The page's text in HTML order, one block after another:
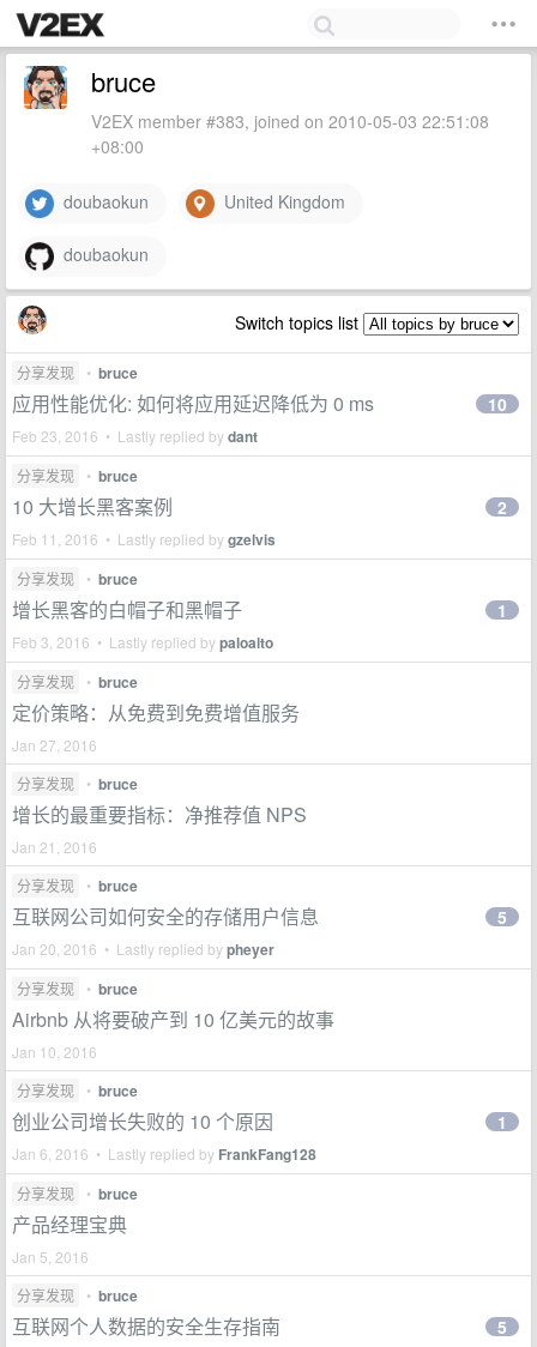
bruce
V2EX member #383, joined on 2010-05-03 22:51:08
+08:00
doubaokun United Kingdom
doubaokun
Switch topics list
分享发现 • bruce
应用性能优化: 如何将应用延迟降低为 0 ms
Feb 23, 2016 • Lastly replied bydant
10
分享发现 • bruce
10 大增长黑客案例
Feb 11, 2016 • Lastly replied bygzelvis
2
分享发现 • bruce
增长黑客的白帽子和黑帽子
Feb 3, 2016 • Lastly replied bypaloalto
1
分享发现 • bruce
定价策略：从免费到免费增值服务
Jan 27, 2016
分享发现
• bruce
增长的最重要指标：净推荐值 NPS
Jan 21, 2016
分享发现
• bruce
互联网公司如何安全的存储用户信息
Jan 20, 2016 • Lastly replied bypheyer
5
分享发现 • bruce
Airbnb 从将要破产到 10 亿美元的故事
Jan 10, 2016
分享发现
• bruce
创业公司增长失败的 10 个原因
Jan 6, 2016 • Lastly replied by FrankFang128
1
分享发现 • bruce
产品经理宝典
Jan 5, 2016
分享发现
• bruce
互联网个人数据的安全生存指南 5